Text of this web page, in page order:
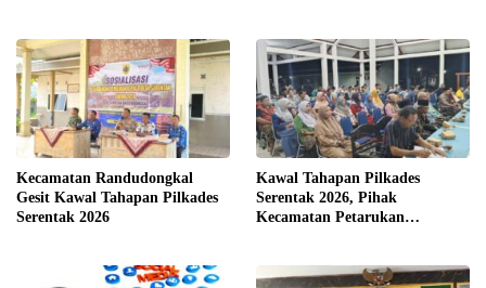
Kecamatan Randudongkal
Gesit Kawal Tahapan Pilkades
Serentak 2026
Kawal Tahapan Pilkades
Serentak 2026, Pihak
Kecamatan Petarukan